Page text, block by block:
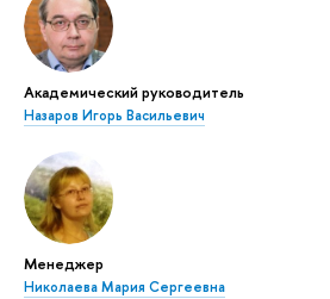
Академический руководитель
Назаров Игорь Васильевич
Менеджер
Николаева Мария Сергеевна